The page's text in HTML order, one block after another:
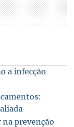
a infecção
prevenção